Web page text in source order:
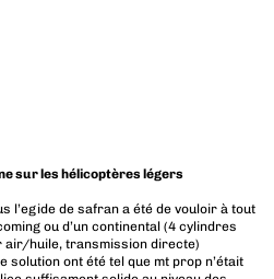
sur les hélicoptères légers
l’egide de safran a été de vouloir à tout
ou d’un continental (4 cylindres
air/huile, transmission directe)
solution ont été tel que mt prop n’était